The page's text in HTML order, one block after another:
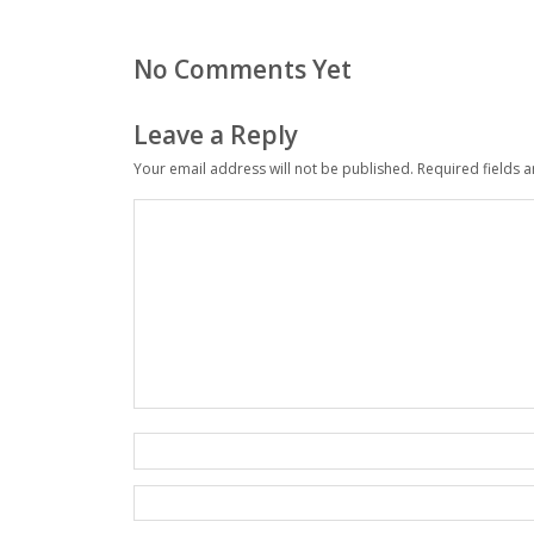
No Comments Yet
Leave a Reply
Your email address will not be published. Required fields